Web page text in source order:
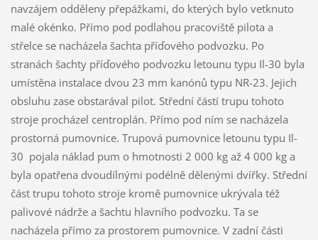
navzájem odděleny přepážkami, do kterých bylo vetknuto
malé okénko. Přímo pod podlahou pracoviště pilota a
střelce se nacházela šachta příďového podvozku. Po
stranách šachty příďového podvozku letounu typu Il-30 byla
umístěna instalace dvou 23 mm kanónů typu NR-23. Jejich
obsluhu zase obstarával pilot. Střední částí trupu tohoto
stroje procházel centroplán. Přímo pod ním se nacházela
prostorná pumovnice. Trupová pumovnice letounu typu Il-
30 pojala náklad pum o hmotnosti 2 000 kg až 4 000 kg a
byla opatřena dvoudílnými podélně dělenými dvířky. Střední
část trupu tohoto stroje kromě pumovnice ukrývala též
palivové nádrže a šachtu hlavního podvozku. Ta se
nacházela přímo za prostorem pumovnice. V zadní části